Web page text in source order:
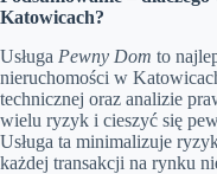
Katowicach?
Usługa Pewny Dom to
nieruchomości w
technicznej oraz analizie
wielu ryzyk i cieszyć się
Usługa ta minimalizuje
każdej transakcji na rynku